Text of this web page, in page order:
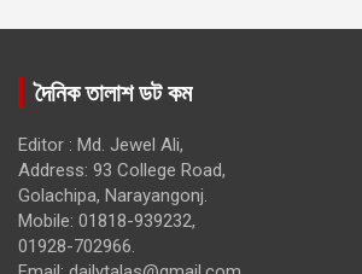
দৈনিক তালাশ ডট কম
Editor : Md. Jewel Ali,
Address: 93 College Road,
Golachipa, Narayangonj.
Mobile: 01818-939232,
01928-702966.